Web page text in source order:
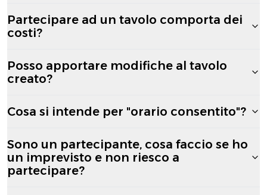
Partecipare ad un tavolo comporta dei
costi?
Posso apportare modifiche al tavolo
creato?
Cosa si intende per "orario consentito"?
Sono un partecipante, cosa faccio se ho
un imprevisto e non riesco a
partecipare?